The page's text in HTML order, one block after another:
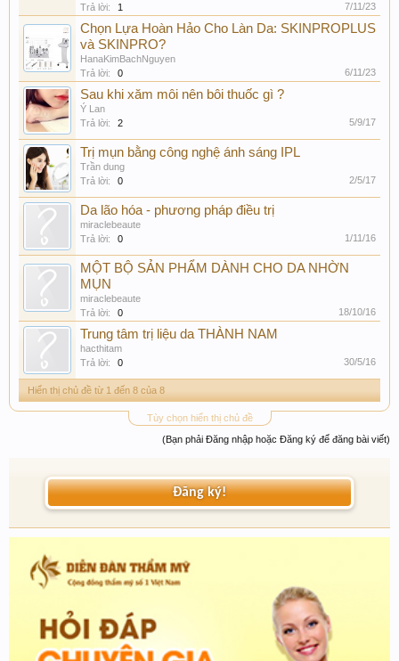
Trả lời:
1 7/11/23
Chọn Lựa Hoàn Hảo Cho Làn Da: SKINPROPLUS
và SKINPRO?
HanaKimBachNguyen
Trả lời:
0 6/11/23
Sau khi xăm môi nên bôi thuốc gì ?
Ý Lan
Trả lời:
2 5/9/17
Trị mụn bằng công nghệ ánh sáng IPL
Trần dung
Trả lời:
0 2/5/17
Da lão hóa - phương pháp điều trị
miraclebeaute
Trả lời:
0 1/11/16
MỘT BỘ SẢN PHẨM DÀNH CHO DA NHỜN
MỤN
miraclebeaute
Trả lời:
0 18/10/16
Trung tâm trị liệu da THÀNH NAM
hacthitam
Trả lời:
0 30/5/16
Hiển thị chủ đề từ 1 đến 8 của 8
Tùy chọn hiển thị chủ đề
(Bạn phải Đăng nhập hoặc Đăng ký để đăng bài viết)
Đăng ký!